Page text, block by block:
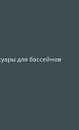
для бассейнов